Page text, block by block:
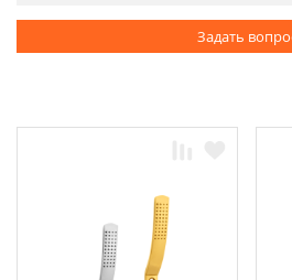
Задать